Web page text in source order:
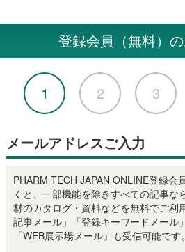
登録会員（無料）
1 2 3
メールアドレスご入力
PHARM TECH JAPAN ONLINE登録会
くと、一部機能を除きすべての記事な
材のカタログ・資料などを無料でご利
記事メール」「登録キーワードメール
「WEB展示場メール」も受信可能です。